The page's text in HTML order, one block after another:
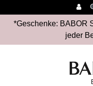
*Geschenke: BABOR
jeder